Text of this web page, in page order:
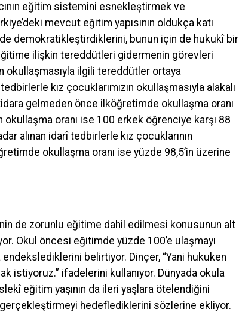
eğitim sistemini esnekleştirmek ve
mevcut eğitim yapısının oldukça katı
demokratikleştirdiklerini, bunun için de hukukî bir
ilişkin tereddütleri gidermenin görevleri
okullaşmasıyla ilgili tereddütler ortaya
kız çocuklarımızın okullaşmasıyla alakalı
gelmeden önce ilköğretimde okullaşma oranı
okullaşma oranı ise 100 erkek öğrenciye karşı 88
alınan idarî tedbirlerle kız çocuklarının
okullaşma oranı ise yüzde 98,5’in üzerine
de zorunlu eğitime dahil edilmesi konusunun alt
Okul öncesi eğitimde yüzde 100’e ulaşmayı
belirtiyor. Dinçer, “Yani hukuken
istiyoruz.” ifadelerini kullanıyor. Dünyada okula
eğitim yaşının da ileri yaşlara ötelendiğini
gerçekleştirmeyi hedeflediklerini sözlerine ekliyor.